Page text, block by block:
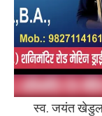
स्व. जयंत